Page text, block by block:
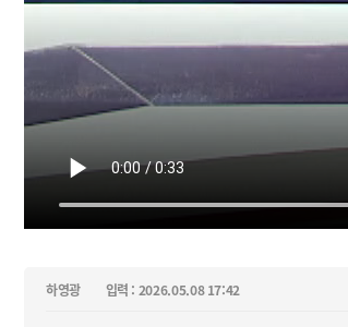
하영광 입력 : 2026.05.08 17:42